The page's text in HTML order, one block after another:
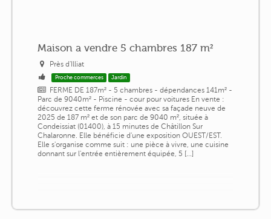
Maison a vendre 5 chambres 187 m²
Près d'Illiat
Proche commerces Jardin
FERME DE 187m² - 5 chambres - dépendances 141m² -
Parc de 9040m² - Piscine - cour pour voitures En vente :
découvrez cette ferme rénovée avec sa façade neuve de
2025 de 187 m² et de son parc de 9040 m², située à
Condeissiat (01400), à 15 minutes de Châtillon Sur
Chalaronne. Elle bénéficie d'une exposition OUEST/EST.
Elle s'organise comme suit : une pièce à vivre, une cuisine
donnant sur l'entrée entièrement équipée, 5 [...]